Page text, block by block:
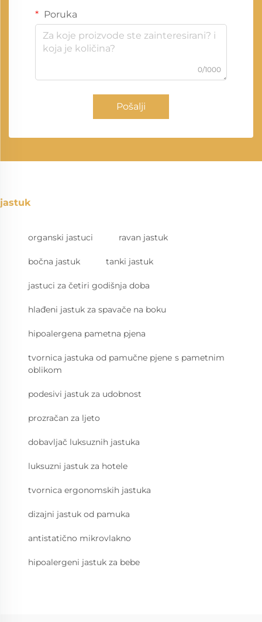
Poruka
0/1000
Pošalji
jastuk
organski jastuci ravan jastuk
bočna jastuk tanki jastuk
jastuci za četiri godišnja doba
hlađeni jastuk za spavače na boku
hipoalergena pametna pjena
tvornica jastuka od pamučne pjenе s pametnim
oblikom
podesivi jastuk za udobnost
prozračan za ljeto
dobavljač luksuznih jastuka
luksuzni jastuk za hotele
tvornica ergonomskih jastuka
dizajni jastuk od pamuka
antistatično mikrovlakno
hipoalergeni jastuk za bebe